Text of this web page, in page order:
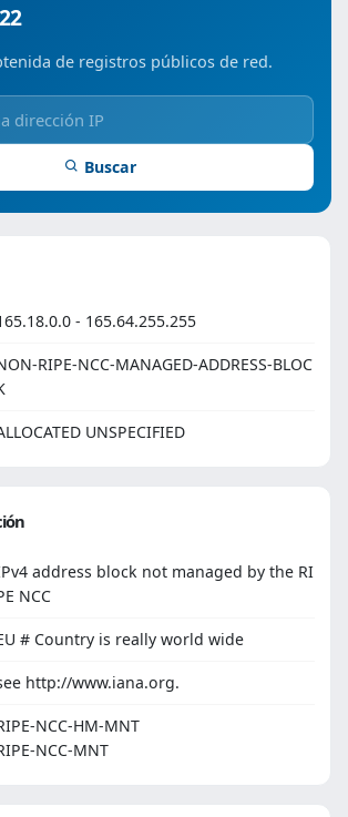
de registros públicos de red.
Buscar
- 165.64.255.255
RIPE-NCC-MANAGED-ADDRESS-BLOC
UNSPECIFIED
address block not managed by the RI
NCC
# Country is really world wide
http://www.iana.org.
NCC-HM-MNT
NCC-MNT